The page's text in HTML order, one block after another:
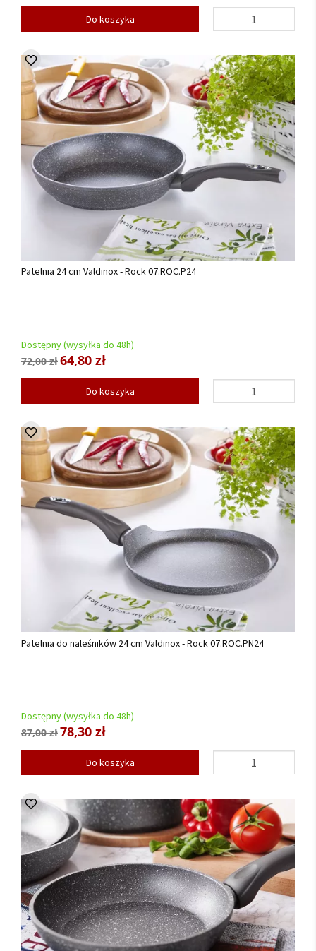
Do koszyka
Patelnia 24 cm Valdinox - Rock 07.ROC.P24
Dostępny (wysyłka do 48h)
72,00 zł64,80 zł
Do koszyka
Patelnia do naleśników 24 cm Valdinox - Rock 07.ROC.PN24
Dostępny (wysyłka do 48h)
87,00 zł78,30 zł
Do koszyka